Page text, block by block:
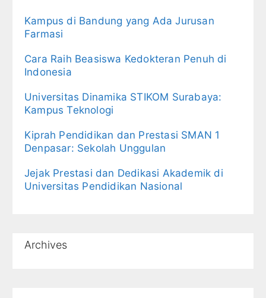
Kampus di Bandung yang Ada Jurusan
Farmasi
Cara Raih Beasiswa Kedokteran Penuh di
Indonesia
Universitas Dinamika STIKOM Surabaya:
Kampus Teknologi
Kiprah Pendidikan dan Prestasi SMAN 1
Denpasar: Sekolah Unggulan
Jejak Prestasi dan Dedikasi Akademik di
Universitas Pendidikan Nasional
Archives